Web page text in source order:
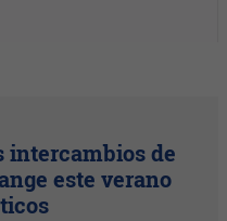
intercambios de
este verano